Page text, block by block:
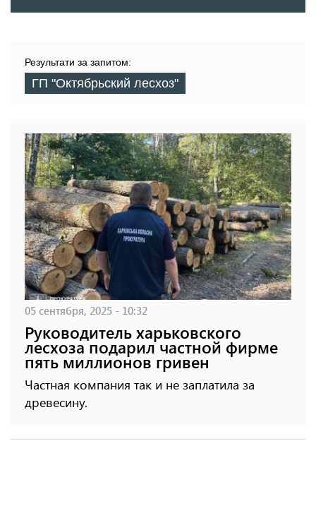
Результати за запитом:
ГП "Октябрьский лесхоз"
05 сентября, 2025 - 10:32
Руководитель харьковского
лесхоза подарил частной фирме
пять миллионов гривен
Частная компания так и не заплатила за
древесину.